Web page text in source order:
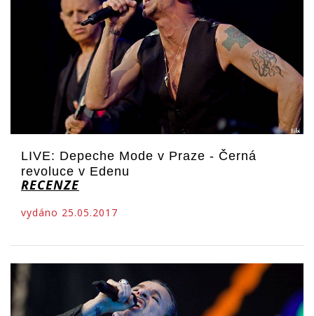
LIVE: Depeche Mode v Praze - Černá
revoluce v Edenu
RECENZE
vydáno 25.05.2017